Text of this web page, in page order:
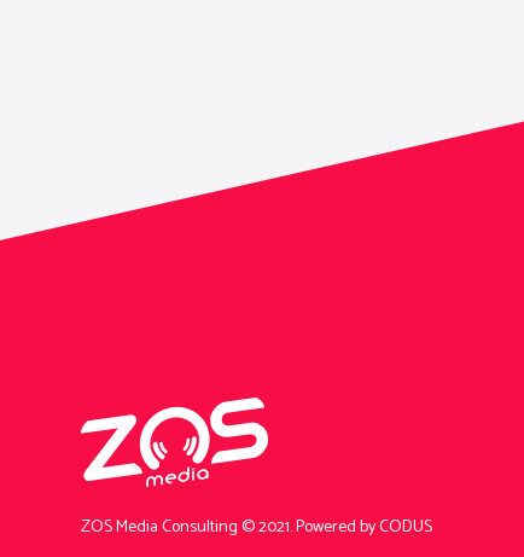
ZOS Media Consulting © 2021.Powered by CODUS